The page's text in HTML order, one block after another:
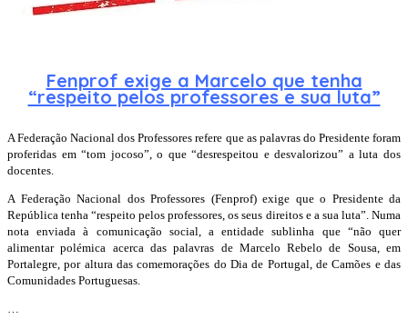
Fenprof exige a Marcelo que tenha
“respeito pelos professores e sua luta”
A Federação Nacional dos Professores refere que as palavras do Presidente foram
proferidas em “tom jocoso”, o que “desrespeitou e desvalorizou” a luta dos
docentes.
A Federação Nacional dos Professores (Fenprof) exige que o Presidente da
República tenha “respeito pelos professores, os seus direitos e a sua luta”. Numa
nota enviada à comunicação social, a entidade sublinha que “não quer
alimentar polémica acerca das palavras de Marcelo Rebelo de Sousa, em
Portalegre, por altura das comemorações do Dia de Portugal, de Camões e das
Comunidades Portuguesas.
…